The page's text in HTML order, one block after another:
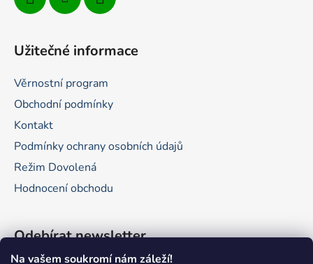
Na vašem soukromí nám záleží!
Užitečné informace
Věrnostní program
Obchodní podmínky
Kontakt
Podmínky ochrany osobních údajů
Režim Dovolená
Hodnocení obchodu
Odebírat newsletter